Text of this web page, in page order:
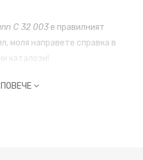
C 32 003е правилният
моля направете справка в
каталози!